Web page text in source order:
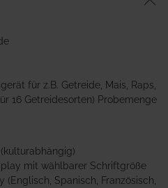
für z.B. Getreide, Mais, Raps,
16 Getreidesorten) Probemenge
mit wählbarer Schriftgröße
Spanisch, Französisch,